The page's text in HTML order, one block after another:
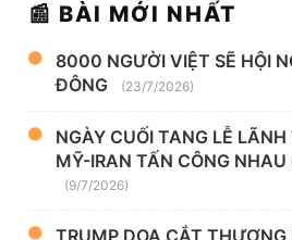
📰 BÀI MỚI NHẤT
8000 NGƯỜI VIỆT SẼ HỘI
ĐÔNG
(23/7/2026)
NGÀY CUỐI TANG LỄ
MỸ-IRAN TẤN CÔNG NHAU
(9/7/2026)